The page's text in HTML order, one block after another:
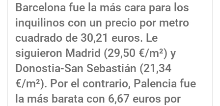
Barcelona fue la más cara para los
inquilinos con un precio por metro
cuadrado de 30,21 euros. Le
siguieron Madrid (29,50 €/m²) y
Donostia-San Sebastián (21,34
€/m²). Por el contrario, Palencia fue
la más barata con 6,67 euros por